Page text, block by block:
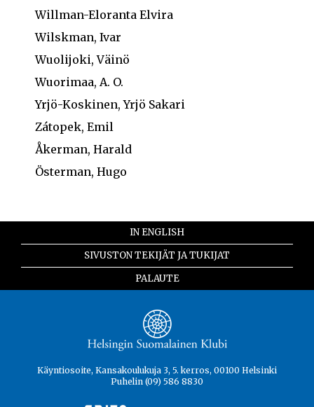
Willman-Eloranta Elvira
Wilskman, Ivar
Wuolijoki, Väinö
Wuorimaa, A. O.
Yrjö-Koskinen, Yrjö Sakari
Zátopek, Emil
Åkerman, Harald
Österman, Hugo
IN ENGLISH
SIVUSTON TEKIJÄT JA TUKIJAT
PALAUTE
Käyntiosoite, Kansakoulukuja 3, 5. kerros, 00100 Helsinki
Puhelin (09) 586 8830